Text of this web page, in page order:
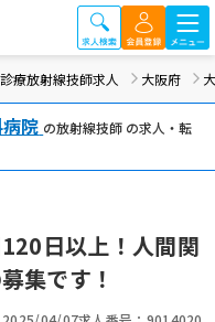
診療放射線技師求人 大阪府
院 の放射線技師 の求人・転
日以上！人間関
集です！